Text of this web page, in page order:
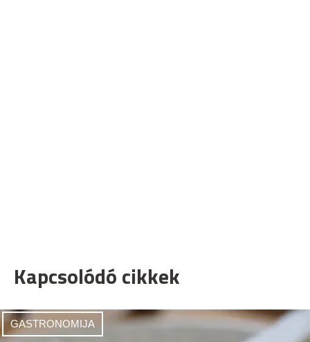
Kapcsolódó cikkek
GASTRONOMIJA